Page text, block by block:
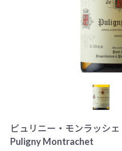
ピュリニー・モンラッシェ
Puligny Montrachet